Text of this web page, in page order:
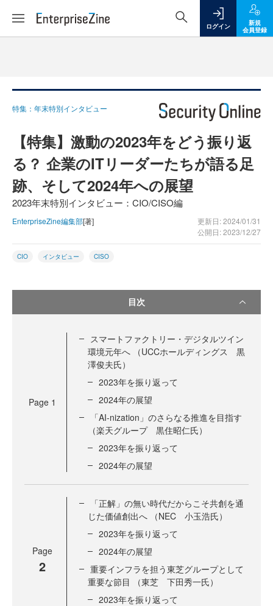
ログイン
新規
会員登録
特集：年末特別インタビュー
【特集】激動の2023年をどう振り返
る？ 企業のITリーダーたちが語る足
跡、そして2024年への展望
2023年末特別インタビュー：CIO/CISO編
EnterpriseZine編集部[著]
更新日: 2024/01/31
公開日: 2023/12/27
CIO インタビュー CISO
目次
Page 1
スマートファクトリー・デジタルツイン
環境元年へ （UCCホールディングス 黒
澤俊夫氏）
2023年を振り返って
2024年の展望
「AI-nization」のさらなる推進を目指す
（楽天グループ 黒住昭仁氏）
2023年を振り返って
2024年の展望
Page
2
「正解」の無い時代だからこそ共創を通
じた価値創出へ （NEC 小玉浩氏）
2023年を振り返って
2024年の展望
重要インフラを担う東芝グループとして
重要な節目 （東芝 下田秀一氏）
2023年を振り返って